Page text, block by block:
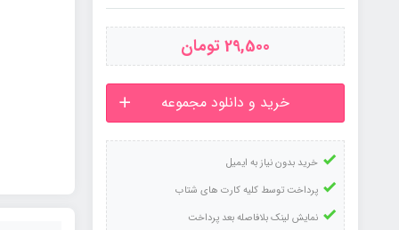
29,500 تومان
خرید و دانلود مجموعه
خرید بدون نیاز به ایمیل
پرداخت توسط کلیه کارت های شتاب
نمایش لینک بلافاصله بعد پرداخت